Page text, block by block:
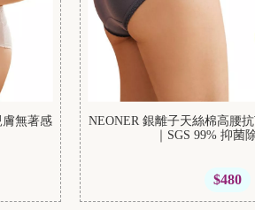
無著感
NEONER 銀離子天絲棉高腰
｜SGS 99% 抑菌
$480